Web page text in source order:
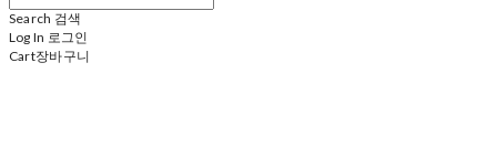
Search 검색
Log In 로그인
Cart장바구니